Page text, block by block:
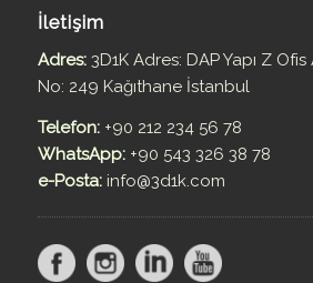
İletişim
Adres:3D1K Adres: DAP Yapı Z
No: 249 Kağıthane İstanbul
Telefon:+90 212 234 56 78
WhatsApp:+90 543 326 38 78
e-Posta: info@3d1k.com